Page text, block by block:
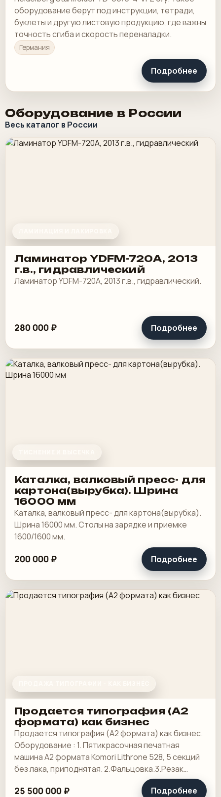
оборудование берут под инструкции, тетради,
буклеты и другую листовую продукцию, где важны
точность сгиба и скорость переналадки.
Германия
Подробнее
Оборудование в России
Весь каталог в России
Ламинатор YDFM-720А, 2013
г.в., гидравлический
Ламинатор YDFM-720А, 2013 г.в., гидравлический.
280 000 ₽ Подробнее
Каталка, валковый пресс- для
картона(вырубка). Шрина
16000 мм
Каталка, валковый пресс- для картона(вырубка).
Шрина 16000 мм. Столы на зарядке и приемке
1600/1600 мм.
200 000 ₽ Подробнее
Продается типография (А2
формата) как бизнес
Продается типография (А2 формата) как бизнес.
Оборудование : 1. Пятикрасочная печатная
машина А2 формата Komori Lithrone 528, 5 секций
без лака, приподнятая. 2.Фальцовка.3.Резак
4.КБС, 5. Ламинотор, СТР. Погрузчик.
25 500 000 ₽ Подробнее